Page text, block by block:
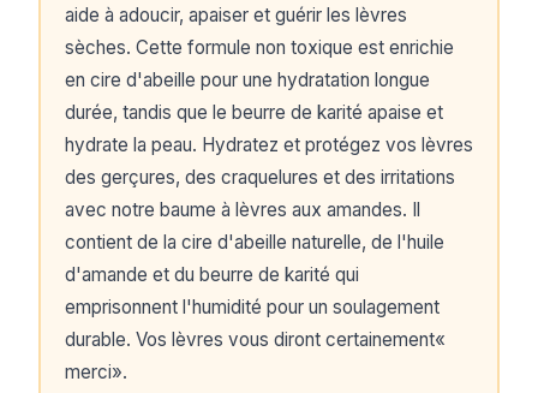
aide à adoucir, apaiser et guérir les lèvres
sèches. Cette formule non toxique est enrichie
en cire d'abeille pour une hydratation longue
durée, tandis que le beurre de karité apaise et
hydrate la peau. Hydratez et protégez vos lèvres
des gerçures, des craquelures et des irritations
avec notre baume à lèvres aux amandes. Il
contient de la cire d'abeille naturelle, de l'huile
d'amande et du beurre de karité qui
emprisonnent l'humidité pour un soulagement
durable. Vos lèvres vous diront certainement«
merci».